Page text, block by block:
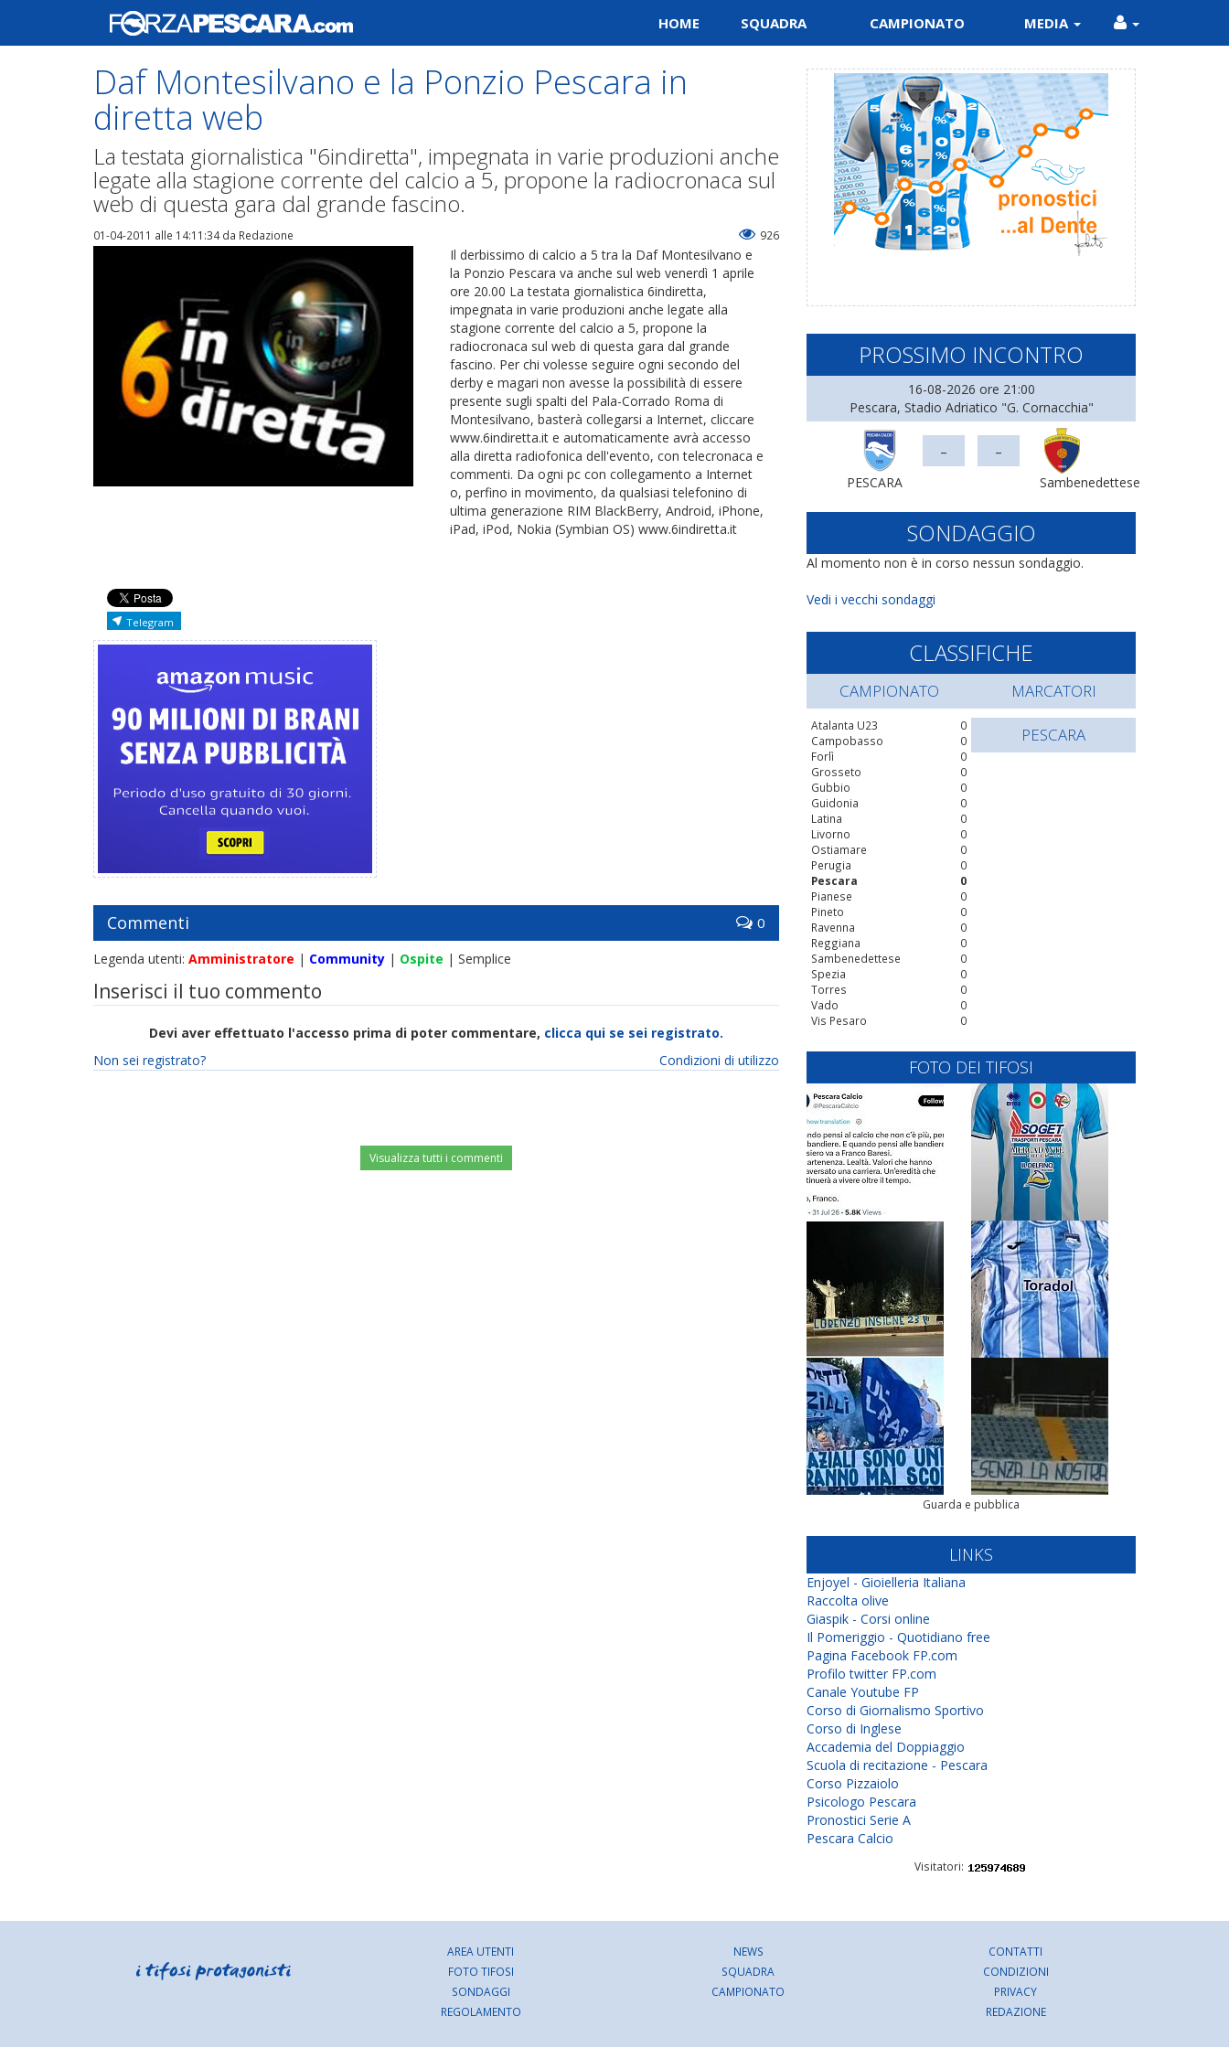
HOME SQUADRA CAMPIONATO MEDIA
Daf Montesilvano e la Ponzio Pescara in
diretta web
La testata giornalistica "6indiretta", impegnata in varie produzioni anche
legate alla stagione corrente del calcio a 5, propone la radiocronaca sul
web di questa gara dal grande fascino.
01-04-2011 alle 14:11:34da Redazione 926
Il derbissimo di calcio a 5 tra la Daf Montesilvano e
la Ponzio Pescara va anche sul web venerdì 1 aprile
ore 20.00 La testata giornalistica 6indiretta,
impegnata in varie produzioni anche legate alla
stagione corrente del calcio a 5, propone la
radiocronaca sul web di questa gara dal grande
fascino. Per chi volesse seguire ogni secondo del
derby e magari non avesse la possibilità di essere
presente sugli spalti del Pala-Corrado Roma di
Montesilvano, basterà collegarsi a Internet, cliccare
www.6indiretta.it e automaticamente avrà accesso
alla diretta radiofonica dell'evento, con telecronaca e
commenti. Da ogni pc con collegamento a Internet
o, perfino in movimento, da qualsiasi telefonino di
ultima generazione RIM BlackBerry, Android, iPhone,
iPad, iPod, Nokia (Symbian OS) www.6indiretta.it
Telegram
Commenti 0
Legenda utenti: Amministratore | Community | Ospite | Semplice
Inserisci il tuo commento
Devi aver effettuato l'accesso prima di poter commentare, clicca qui se sei registrato.
Condizioni di utilizzo
Non sei registrato?
Visualizza tutti i commenti
PROSSIMO INCONTRO
16-08-2026 ore 21:00
Pescara, Stadio Adriatico "G. Cornacchia"
PESCARA
- -
Sambenedettese
SONDAGGIO
Al momento non è in corso nessun sondaggio.
Vedi i vecchi sondaggi
CLASSIFICHE
CAMPIONATO
0
Atalanta U23
0
Campobasso
0
Forlì
0
Grosseto
0
Gubbio
0
Guidonia
0
Latina
0
Livorno
0
Ostiamare
0
Perugia
0
Pescara
0
Pianese
0
Pineto
0
Ravenna
0
Reggiana
0
Sambenedettese
0
Spezia
0
Torres
0
Vado
0
Vis Pesaro
MARCATORI
PESCARA
FOTO DEI TIFOSI
Guarda e pubblica
LINKS
Enjoyel - Gioielleria Italiana
Raccolta olive
Giaspik - Corsi online
Il Pomeriggio - Quotidiano free
Pagina Facebook FP.com
Profilo twitter FP.com
Canale Youtube FP
Corso di Giornalismo Sportivo
Corso di Inglese
Accademia del Doppiaggio
Scuola di recitazione - Pescara
Corso Pizzaiolo
Psicologo Pescara
Pronostici Serie A
Pescara Calcio
Visitatori:
AREA UTENTI
FOTO TIFOSI
SONDAGGI
REGOLAMENTO
NEWS
SQUADRA
CAMPIONATO
CONTATTI
CONDIZIONI
PRIVACY
REDAZIONE